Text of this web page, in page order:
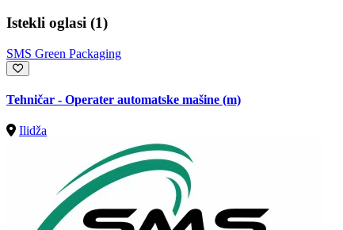
Istekli oglasi (1)
SMS Green Packaging
Tehničar - Operater automatske mašine (m)
Ilidža